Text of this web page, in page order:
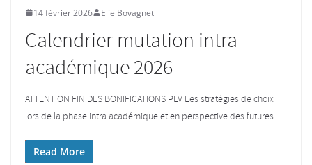
14 février 2026 Elie Bovagnet
Calendrier mutation intra
académique 2026
ATTENTION FIN DES BONIFICATIONS PLV Les stratégies de choix
lors de la phase intra académique et en perspective des futures
Read More